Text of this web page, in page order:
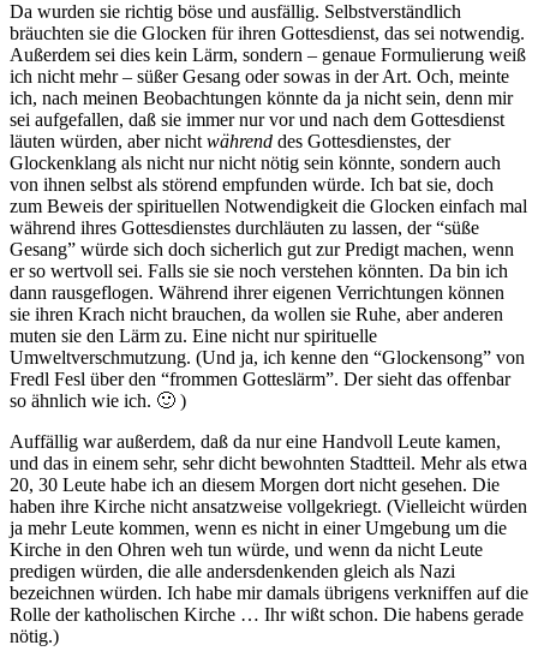
Da wurden sie richtig böse und ausfällig. Selbstverständlich
bräuchten sie die Glocken für ihren Gottesdienst, das sei notwendig.
Außerdem sei dies kein Lärm, sondern – genaue Formulierung weiß
ich nicht mehr – süßer Gesang oder sowas in der Art. Och, meinte
ich, nach meinen Beobachtungen könnte da ja nicht sein, denn mir
sei aufgefallen, daß sie immer nur vor und nach dem Gottesdienst
läuten würden, aber nichtwährend des Gottesdienstes, der
Glockenklang als nicht nur nicht nötig sein könnte, sondern auch
von ihnen selbst als störend empfunden würde. Ich bat sie, doch
zum Beweis der spirituellen Notwendigkeit die Glocken einfach mal
während ihres Gottesdienstes durchläuten zu lassen, der “süße
Gesang” würde sich doch sicherlich gut zur Predigt machen, wenn
er so wertvoll sei. Falls sie sie noch verstehen könnten. Da bin ich
dann rausgeflogen. Während ihrer eigenen Verrichtungen können
sie ihren Krach nicht brauchen, da wollen sie Ruhe, aber anderen
muten sie den Lärm zu. Eine nicht nur spirituelle
Umweltverschmutzung. (Und ja, ich kenne den “Glockensong” von
Fredl Fesl über den “frommen Gotteslärm”. Der sieht das offenbar
so ähnlich wie ich. 🙂 )
Auffällig war außerdem, daß da nur eine Handvoll Leute kamen,
und das in einem sehr, sehr dicht bewohnten Stadtteil. Mehr als etwa
20, 30 Leute habe ich an diesem Morgen dort nicht gesehen. Die
haben ihre Kirche nicht ansatzweise vollgekriegt. (Vielleicht würden
ja mehr Leute kommen, wenn es nicht in einer Umgebung um die
Kirche in den Ohren weh tun würde, und wenn da nicht Leute
predigen würden, die alle andersdenkenden gleich als Nazi
bezeichnen würden. Ich habe mir damals übrigens verkniffen auf die
Rolle der katholischen Kirche … Ihr wißt schon. Die habens gerade
nötig.)